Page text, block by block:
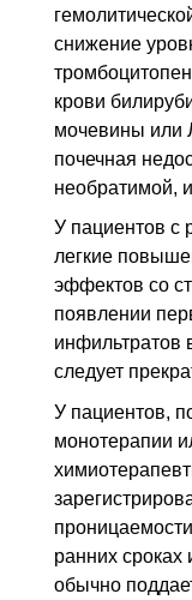
снижение
крови
мочевины или
почечная
необратимой,
У пациентов с
легкие
эффектов со
появлении
инфильтратов
следует
У пациентов,
монотерапии
ранних сроках
обычно